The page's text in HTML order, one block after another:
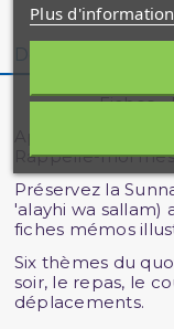
Description
Fiches -
Apprennez la
Rappelle-moi
Préservez la
'alayhi wa sallam)
fiches mémos
Six thèmes du
soir, le repas, le
déplacements.
Plus